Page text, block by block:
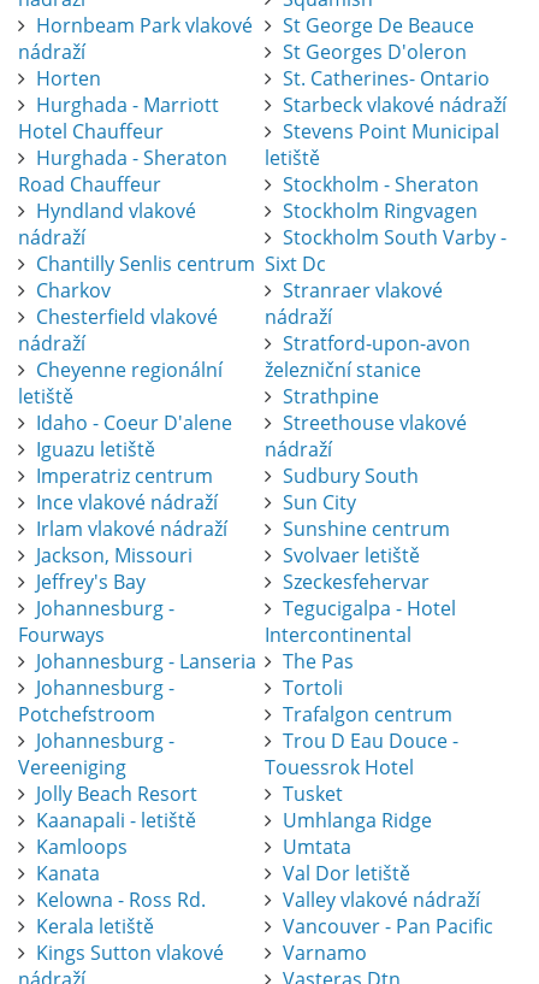
Hornbeam Park vlakové
nádraží
Horten
Hurghada - Marriott
Hotel Chauffeur
Hurghada - Sheraton
Road Chauffeur
Hyndland vlakové
nádraží
Chantilly Senlis centrum
Charkov
Chesterfield vlakové
nádraží
Cheyenne regionální
letiště
Idaho - Coeur D'alene
Iguazu letiště
Imperatriz centrum
Ince vlakové nádraží
Irlam vlakové nádraží
Jackson, Missouri
Jeffrey's Bay
Johannesburg -
Fourways
Johannesburg - Lanseria
Johannesburg -
Potchefstroom
Johannesburg -
Vereeniging
Jolly Beach Resort
Kaanapali - letiště
Kamloops
Kanata
Kelowna - Ross Rd.
Kerala letiště
Kings Sutton vlakové
St George De Beauce
St Georges D'oleron
St. Catherines- Ontario
Starbeck vlakové nádraží
Stevens Point Municipal
letiště
Stockholm - Sheraton
Stockholm Ringvagen
Stockholm South Varby -
Sixt Dc
Stranraer vlakové
nádraží
Stratford-upon-avon
železniční stanice
Strathpine
Streethouse vlakové
nádraží
Sudbury South
Sun City
Sunshine centrum
Svolvaer letiště
Szeckesfehervar
Tegucigalpa - Hotel
Intercontinental
The Pas
Tortoli
Trafalgon centrum
Trou D Eau Douce -
Touessrok Hotel
Tusket
Umhlanga Ridge
Umtata
Val Dor letiště
Valley vlakové nádraží
Vancouver - Pan Pacific
Varnamo